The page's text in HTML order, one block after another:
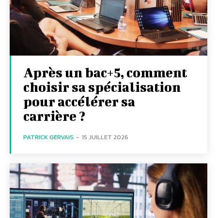
Après un bac+5, comment
choisir sa spécialisation
pour accélérer sa
carrière ?
PATRICK GERVAIS - 15 JUILLET 2026